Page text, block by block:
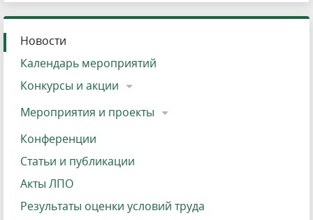
Новости
Календарь мероприятий
Конкурсы и акции
Мероприятия и проекты
Конференции
Статьи и публикации
Акты ЛПО
Результаты оценки условий труда